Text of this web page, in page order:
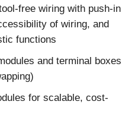
free wiring with push-in
of wiring, and
functions
and terminal boxes
for scalable, cost-